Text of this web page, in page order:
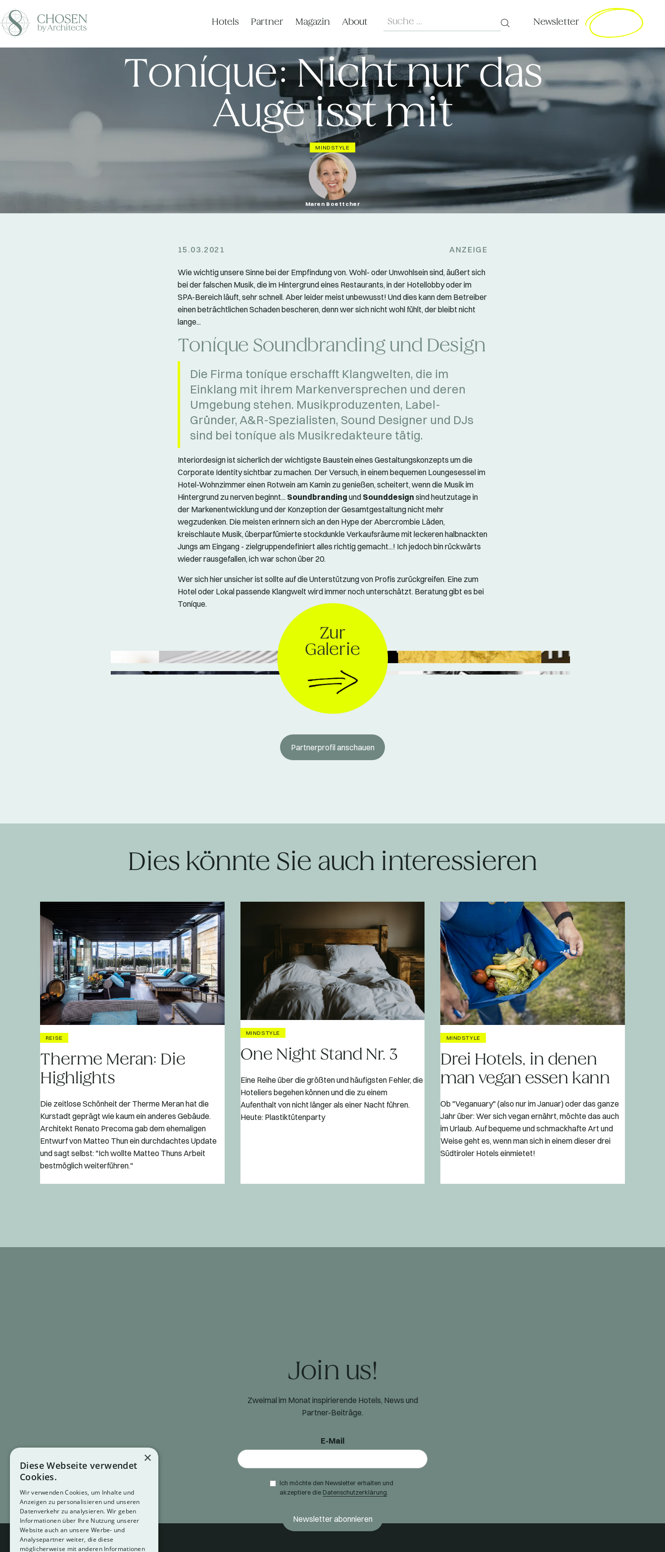
Hotels Partner Magazin About
Search
Search
Newsletter
Toníque: Nicht nur das
Auge isst mit
MINDSTYLE
Maren Boettcher
15.03.2021 ANZEIGE
Wie wichtig unsere Sinne bei der Empfindung von. Wohl- oder Unwohlsein sind, äußert sich
bei der falschen Musik, die im Hintergrund eines Restaurants, in der Hotellobby oder im
SPA-Bereich läuft, sehr schnell. Aber leider meist unbewusst! Und dies kann dem Betreiber
einen beträchtlichen Schaden bescheren, denn wer sich nicht wohl fühlt, der bleibt nicht
lange...
Toníque Soundbranding und Design
Die Firma toníque erschafft Klangwelten, die im
Einklang mit ihrem Markenversprechen und deren
Umgebung stehen. Musikproduzenten, Label-
Gründer, A&R-Spezialisten, Sound Designer und DJs
sind bei toníque als Musikredakteure tätig.
Interiordesign ist sicherlich der wichtigste Baustein eines Gestaltungskonzepts um die
Corporate Identity sichtbar zu machen. Der Versuch, in einem bequemen Loungesessel im
Hotel-Wohnzimmer einen Rotwein am Kamin zu genießen, scheitert, wenn die Musik im
Hintergrund zu nerven beginnt... Soundbranding und Sounddesign sind heutzutage in
der Markenentwicklung und der Konzeption der Gesamtgestaltung nicht mehr
wegzudenken. Die meisten erinnern sich an den Hype der Abercrombie Läden,
kreischlaute Musik, überparfümierte stockdunkle Verkaufsräume mit leckeren halbnackten
Jungs am Eingang - zielgruppendefiniert alles richtig gemacht...! Ich jedoch bin rückwärts
wieder rausgefallen, ich war schon über 20.
Wer sich hier unsicher ist sollte auf die Unterstützung von Profis zurückgreifen. Eine zum
Hotel oder Lokal passende Klangwelt wird immer noch unterschätzt. Beratung gibt es bei
Toníque.
© toníque
Partnerprofil anschauen
Dies könnte Sie auch interessieren
REISE
Therme Meran: Die
Highlights
Die zeitlose Schönheit der Therme Meran hat die
Kurstadt geprägt wie kaum ein anderes Gebäude.
Architekt Renato Precoma gab dem ehemaligen
Entwurf von Matteo Thun ein durchdachtes Update
und sagt selbst: "Ich wollte Matteo Thuns Arbeit
bestmöglich weiterführen."
MINDSTYLE
One Night Stand Nr. 3
Eine Reihe über die größten und häufigsten Fehler, die
Hoteliers begehen können und die zu einem
Aufenthalt von nicht länger als einer Nacht führen.
Heute: Plastiktütenparty
MINDSTYLE
Drei Hotels, in denen
man vegan essen kann
Ob "Veganuary" (also nur im Januar) oder das ganze
Jahr über: Wer sich vegan ernährt, möchte das auch
im Urlaub. Auf bequeme und schmackhafte Art und
Weise geht es, wenn man sich in einem dieser drei
Südtiroler Hotels einmietet!
Join us!
Zweimal im Monat inspirierende Hotels, News und
Partner-Beiträge.
E-Mail
Ich möchte den Newsletter erhalten und
akzeptiere die Datenschutzerklärung
×
Diese Webseite verwendet
Cookies.
Wir verwenden Cookies, um Inhalte und
Anzeigen zu personalisieren und unseren
Datenverkehr zu analysieren. Wir geben
Informationen über Ihre Nutzung unserer
Website auch an unsere Werbe- und
Analysepartner weiter, die diese
möglicherweise mit anderen Informationen